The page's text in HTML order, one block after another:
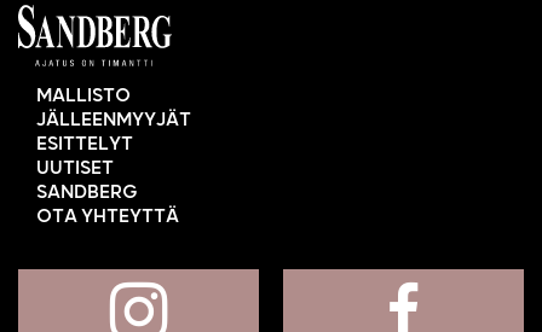
MALLISTO
JÄLLEENMYYJÄT
ESITTELYT
UUTISET
SANDBERG
OTA YHTEYTTÄ